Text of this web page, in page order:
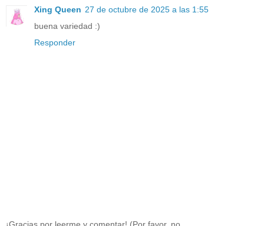
Xing Queen 27 de octubre de 2025 a las 1:55
buena variedad :)
Responder
¡Gracias por leerme y comentar! (Por favor, no